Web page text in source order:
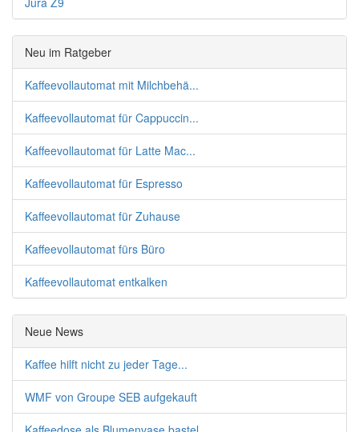
Neu im Ratgeber
Kaffeevollautomat mit Milchbehä...
Kaffeevollautomat für Cappuccin...
Kaffeevollautomat für Latte Mac...
Kaffeevollautomat für Espresso
Kaffeevollautomat für Zuhause
Kaffeevollautomat fürs Büro
Kaffeevollautomat entkalken
Neue News
Kaffee hilft nicht zu jeder Tage...
WMF von Groupe SEB aufgekauft